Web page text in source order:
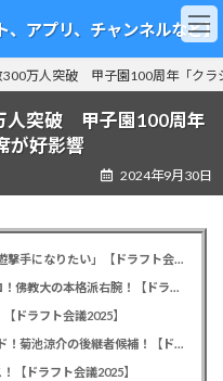
アプリ、チャンネルなど】
万人突破 甲子園100周年「クラ
人突破 甲子園100周年
が好影響
2024年9月30日
カープドラ6西川篤夢！「日本を代表する遊撃手になりたい」【ドラフト会議2025】
カープドラ5赤木晴哉！191cm最速153キロ！佛教大の本格派右腕！【ドラフト会議2025】
ドラフト会議2025】
カープドラ3勝田成！近畿大163cmセカンド！菊池涼介の後継者候補！【ドラフト会議2025】
【ドラフト会議2025】